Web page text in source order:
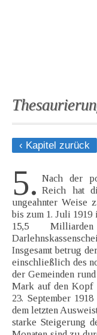
‹ Kapitel zurück
5. Nach der
Reich hat
ungeahnter Weise
bis zum 1. Juli 1919
15,5
Insgesamt betrug
einschließlich des
der Gemeinden
Mark auf den Kopf
23. September
dem letzten
starke Steigerung